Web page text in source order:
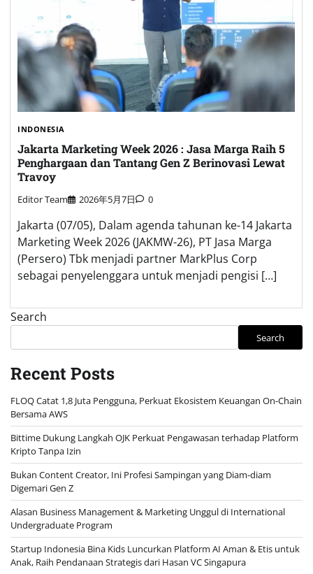
INDONESIA
Jakarta Marketing Week 2026 : Jasa Marga Raih 5
Penghargaan dan Tantang Gen Z Berinovasi Lewat
Travoy
Editor Team 2026年5月7日 0
Jakarta (07/05), Dalam agenda tahunan ke-14 Jakarta
Marketing Week 2026 (JAKMW-26), PT Jasa Marga
(Persero) Tbk menjadi partner MarkPlus Corp
sebagai penyelenggara untuk menjadi pengisi […]
Search
Search
Recent Posts
FLOQ Catat 1,8 Juta Pengguna, Perkuat Ekosistem Keuangan On-Chain
Bersama AWS
Bittime Dukung Langkah OJK Perkuat Pengawasan terhadap Platform
Kripto Tanpa Izin
Bukan Content Creator, Ini Profesi Sampingan yang Diam-diam
Digemari Gen Z
Alasan Business Management & Marketing Unggul di International
Undergraduate Program
Startup Indonesia Bina Kids Luncurkan Platform AI Aman & Etis untuk
Anak, Raih Pendanaan Strategis dari Hasan VC Singapura